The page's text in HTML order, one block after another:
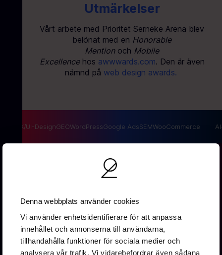
Denna webbplats använder cookies
Vi använder enhetsidentifierare för att anpassa
innehållet och annonserna till användarna,
tillhandahålla funktioner för sociala medier och
analysera vår trafik. Vi vidarebefordrar även sådana
Utmärkelser
Vårt arbete med Prioritet Serneke Arena blev
belönat med en Honorable
Mentionoch Mobile
Excellencehos awwwards.com. Den är även
nämnd på web design awards.
UX/UI-DesignGEOWordPressGoogle AdsSEMWooCommerce
Vallgatan 19B
411 16 Göteborg